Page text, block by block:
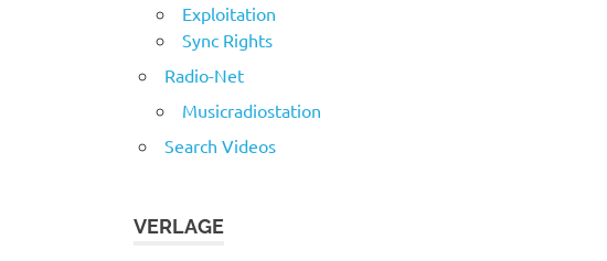
Exploitation
Sync Rights
Radio-Net
Musicradiostation
Search Videos
VERLAGE